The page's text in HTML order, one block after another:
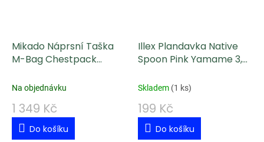
Mikado Náprsní Taška
M-Bag Chestpack
Na objednávku
1 349 Kč
Do košíku
Illex Plandavka Native
Spoon Pink Yamame 3,5
Skladem (1 ks)
199 Kč
Do košíku